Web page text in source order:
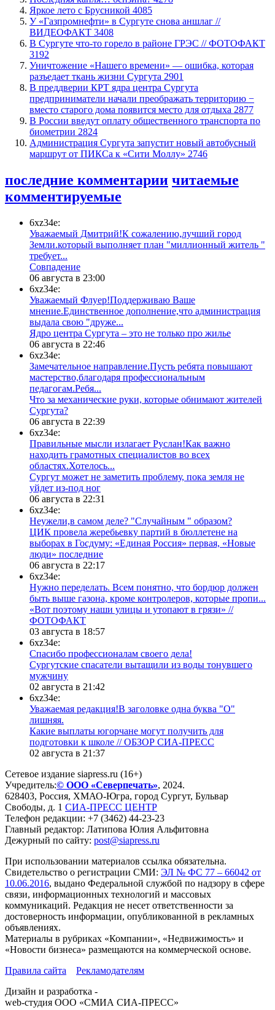
Яркое лето с Брусникой 4085
У «Газпромнефти» в Сургуте снова аншлаг //
ВИДЕОФАКТ 3408
​В Сургуте что-то горело в районе ГРЭС // ФОТОФАКТ
3192
​Уничтожение «Нашего времени» — ошибка, которая
разъедает ткань жизни Сургута 2901
​В преддверии КРТ ядра центра Сургута
предприниматели начали преображать территорию −
вместо старого дома появится место для отдыха 2877
В России введут оплату общественного транспорта по
биометрии 2824
​Администрация Сургута запустит новый автобусный
маршрут от ПИКСа к «Сити Моллу» 2746
последние комментарии читаемые
комментируемые
6xz34e:
Уважаемый Дмитрий!К сожалению,лучший город
Земли.который выполняет план "миллионный житель "
требует...
​Совпадение
06 августа в 23:00
6xz34e:
Уважаемый Флуер!Поддерживаю Ваше
мнение.Единственное дополнение,что администрация
выдала свою "друже...
​Ядро центра Сургута ‒ это не только про жилье
06 августа в 22:46
6xz34e:
Замечательное направление.Пусть ребята повышают
мастерство,благодаря профессиональным
педагогам.Ребя...
​Что за механические руки, которые обнимают жителей
Сургута?
06 августа в 22:39
6xz34e:
Правильные мысли излагает Руслан!Как важно
находить грамотных специалистов во всех
областях.Хотелось...
Сургут может не заметить проблему, пока земля не
уйдет из-под ног
06 августа в 22:31
6xz34e:
Неужели,в самом деле? "Случайным " образом?
ЦИК провела жеребьевку партий в бюллетене на
выборах в Госдуму: «Единая Россия» первая, «Новые
люди» последние
06 августа в 22:17
6xz34e:
Нужно переделать. Всем понятно, что бордюр должен
быть выше газона, кроме контролеров, которые пропи...
«Вот поэтому наши улицы и утопают в грязи» //
ФОТОФАКТ
03 августа в 18:57
6xz34e:
Спасибо профессионалам своего дела!
Сургутские спасатели вытащили из воды тонувшего
мужчину
02 августа в 21:42
6xz34e:
Уважаемая редакция!В заголовке одна буква "О"
лишняя.
Какие выплаты югорчане могут получить для
подготовки к школе // ОБЗОР СИА-ПРЕСС
02 августа в 21:37
Сетевое издание siapress.ru (16+)
Учредитель:© ООО «Северпечать», 2024.
628403, Россия, ХМАО-Югра, город Сургут, Бульвар
Свободы, д. 1 СИА-ПРЕСС ЦЕНТР
Телефон редакции: +7 (3462) 44-23-23
Главный редактор: Латипова Юлия Альфитовна
Дежурный по сайту: post@siapress.ru
При использовании материалов ссылка обязательна.
Свидетельство о регистрации СМИ: ЭЛ № ФС 77 – 66042 от
10.06.2016, выдано Федеральной службой по надзору в сфере
связи, информационных технологий и массовых
коммуникаций. Редакция не несет ответственности за
достоверность информации, опубликованной в рекламных
объявлениях.
Материалы в рубриках «Компании», «Недвижимость» и
«Новости бизнеса» размещаются на коммерческой основе.
Правила сайта
Рекламодателям
Дизайн и разработка -
web-студия ООО «СМИА СИА-ПРЕСС»